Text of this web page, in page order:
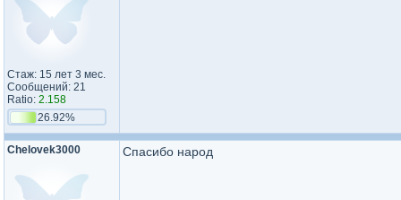
Стаж: 15 лет 3 мес.
Сообщений: 21
Ratio: 2.158
26.92%
Chelovek3000 Спасибо народ